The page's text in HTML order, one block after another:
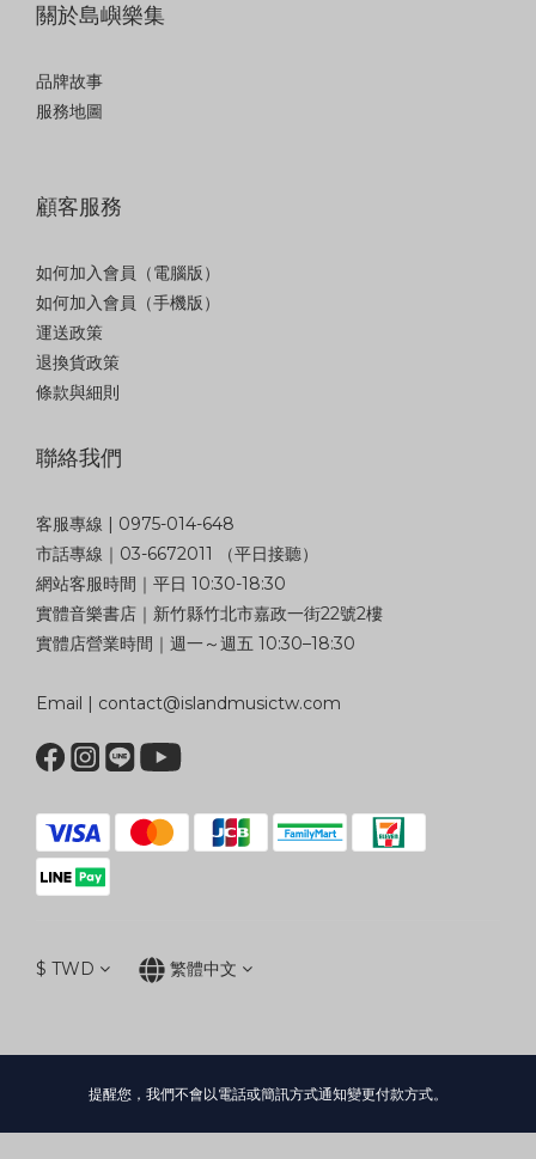
關於島嶼樂集
品牌故事
服務地圖
顧客服務
如何加入會員（電腦版）
如何加入會員（手機版）
運送政策
退換貨政策
條款與細則
聯絡我們
客服專線 | 0975-014-648
市話專線｜03-6672011 （平日接聽）
網站客服時間｜平日 10:30-18:30
實體音樂書店｜新竹縣竹北市嘉政一街22號2樓
實體店營業時間｜週一～週五 10:30–18:30
Email | contact@islandmusictw.com
$ TWD 繁體中文
提醒您，我們不會以電話或簡訊方式通知變更付款方式。